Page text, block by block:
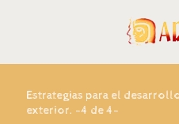
Estrategias para el
exterior. -4 de 4-